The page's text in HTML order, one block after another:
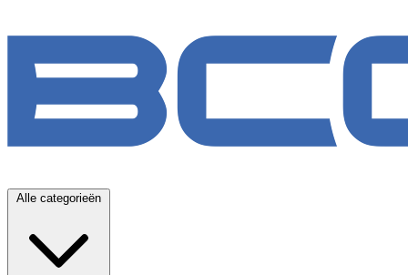
Alle categorieën